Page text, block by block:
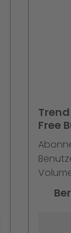
Free
v5
Preis
Englisch